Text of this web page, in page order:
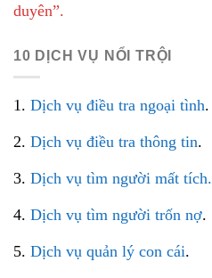
duyên”.
10 DỊCH VỤ NỔI TRỘI
1. Dịch vụ điều tra ngoại tình.
2. Dịch vụ điều tra thông tin.
3. Dịch vụ tìm người mất tích.
4. Dịch vụ tìm người trốn nợ.
5. Dịch vụ quản lý con cái.